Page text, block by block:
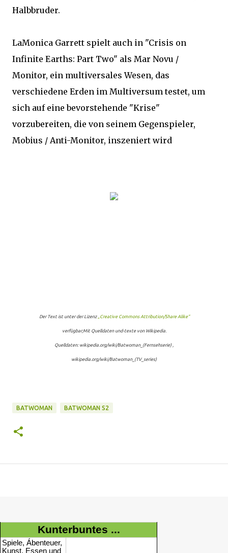
Halbbruder.
LaMonica Garrett spielt auch in "Crisis on
Infinite Earths: Part Two" als Mar Novu /
Monitor, ein multiversales Wesen, das
verschiedene Erden im Multiversum testet, um
sich auf eine bevorstehende "Krise"
vorzubereiten, die von seinem Gegenspieler,
Mobius / Anti-Monitor, inszeniert wird
Der Text ist unter der Lizenz„Creative Commons Attribution/Share Alike“
verfügbar;Mit Quelldaten und-texte von Wikipedia.
Quelldaten: wikipedia.org/wiki/Batwoman_(Fernsehserie) ,
wikipedia.org/wiki/Batwoman_(TV_series)
BATWOMAN BATWOMAN S2
Kunterbuntes ...
Spiele, Ábenteuer,
Kunst, Essen und